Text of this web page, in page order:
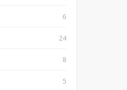
6
24
8
5